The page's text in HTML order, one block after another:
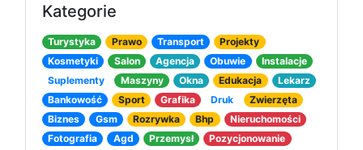
Kategorie
Turystyka Prawo Transport
Projekty
Kosmetyki
Salon Agencja Obuwie
Instalacje
Suplementy
Maszyny Okna Edukacja
Lekarz
Bankowość
Sport Grafika Druk
Zwierzęta
Biznes
Gsm Rozrywka Bhp
Nieruchomości
Fotografia
Agd Przemysł
Pozycjonowanie